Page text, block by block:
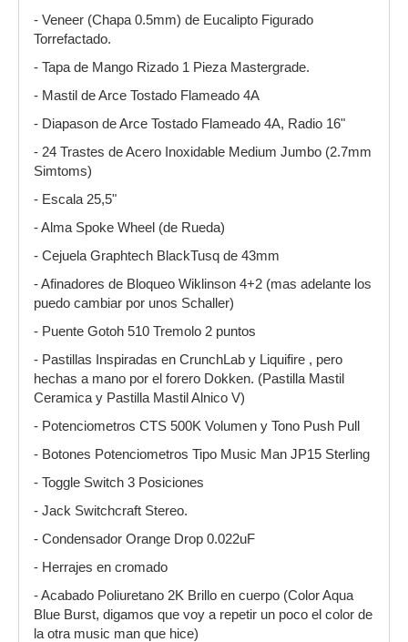
- Veneer (Chapa 0.5mm) de Eucalipto Figurado
Torrefactado.
- Tapa de Mango Rizado 1 Pieza Mastergrade.
- Mastil de Arce Tostado Flameado 4A
- Diapason de Arce Tostado Flameado 4A, Radio 16"
- 24 Trastes de Acero Inoxidable Medium Jumbo (2.7mm
Simtoms)
- Escala 25,5"
- Alma Spoke Wheel (de Rueda)
- Cejuela Graphtech BlackTusq de 43mm
- Afinadores de Bloqueo Wiklinson 4+2 (mas adelante los
puedo cambiar por unos Schaller)
- Puente Gotoh 510 Tremolo 2 puntos
- Pastillas Inspiradas en CrunchLab y Liquifire , pero
hechas a mano por el forero Dokken. (Pastilla Mastil
Ceramica y Pastilla Mastil Alnico V)
- Potenciometros CTS 500K Volumen y Tono Push Pull
- Botones Potenciometros Tipo Music Man JP15 Sterling
- Toggle Switch 3 Posiciones
- Jack Switchcraft Stereo.
- Condensador Orange Drop 0.022uF
- Herrajes en cromado
- Acabado Poliuretano 2K Brillo en cuerpo (Color Aqua
Blue Burst, digamos que voy a repetir un poco el color de
la otra music man que hice)